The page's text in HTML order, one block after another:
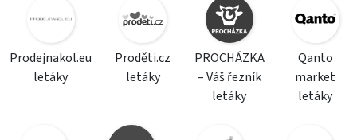
Prodejnakol.eu
letáky
Proděti.cz
letáky
PROCHÁZKA
– Váš řezník
letáky
Qanto
market
letáky